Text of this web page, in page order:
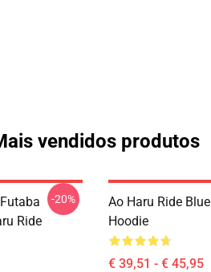
vendidos produtos
Ride
-20%
Ao Haru Ride
Hoodie
€ 39,51 - € 45,95